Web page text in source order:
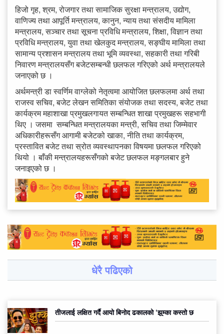
हिजो गृह, श्रम, रोजगार तथा सामाजिक सुरक्षा मन्त्रालय, उद्योग,
वाणिज्य तथा आपूर्ति मन्त्रालय, कानुन, न्याय तथा संसदीय मामिला
मन्त्रालय, सञ्चार तथा सूचना प्रविधि मन्त्रालय, शिक्षा, विज्ञान तथा
प्रविधि मन्त्रालय, युवा तथा खेलकुद मन्त्रालय, सङ्घीय मामिला तथा
सामान्य प्रशासन मन्त्रालय तथा भूमि व्यवस्था, सहकारी तथा गरिबी
निवारण मन्त्रालयसँग बजेटसम्बन्धी छलफल गरिएको अर्थ मन्त्रालयले
जनाएको छ ।
अर्थमन्त्री डा स्वर्णिम वाग्लेको नेतृत्वमा आयोजित छलफलमा अर्थ तथा
राजस्व सचिव, बजेट लेखन समितिका संयोजक तथा सदस्य, बजेट तथा
कार्यक्रम महाशाखा प्रमुखलगायत सम्बन्धित शाखा प्रमुखहरू सहभागी
थिए । जसमा सम्बन्धित मन्त्रालयका मन्त्री, सचिव तथा जिम्मेवार
अधिकारीहरूसँग आगामी बजेटको खाका, नीति तथा कार्यक्रम,
प्रस्तावित बजेट तथा स्रोत व्यवस्थापनका विषयमा छलफल गरिएको
थियो । बाँकी मन्त्रालयहरूसँगको बजेट छलफल मङ्गलबार हुने
जनाइएको छ ।
धेरै पढिएको
तीजलाई लक्षित गर्दै आयो बिनोद ढकालको ‘झुम्का कस्तो छ